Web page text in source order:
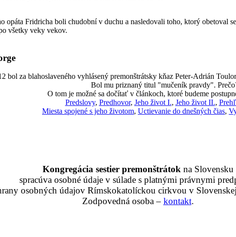
Fridricha boli chudobní v duchu a nasledovali toho, ktorý obetoval
všetky veky vekov.
bol za blahoslaveného vyhlásený premonštrátsky kňaz Peter-Adrián
Bol mu priznaný titul "mučeník pravdy".
O tom je možné sa dočítať v článkoch, ktoré budeme
Predslovy, Predhovor, Jeho život I., Jeho život II.,
Miesta spojené s jeho životom, Uctievanie do dnešných čias,
Kongregácia sestier premonštrátok na Slovensku
spracúva osobné údaje v súlade s platnými právnymi
osobných údajov Rímskokatolíckou cirkvou v
Zodpovedná osoba – kontakt.